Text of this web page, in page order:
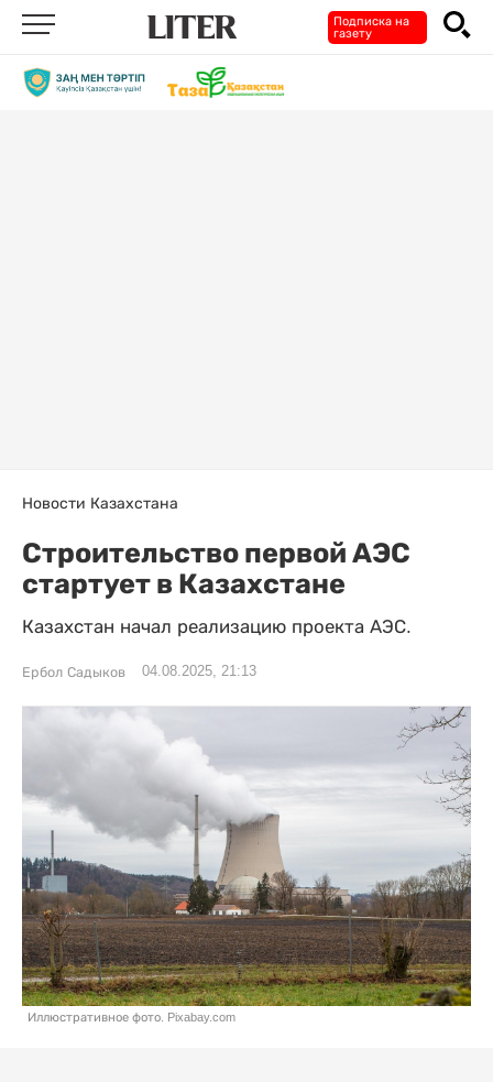
Подписка на
газету
Новости Казахстана
Строительство первой АЭС
стартует в Казахстане
Казахстан начал реализацию проекта АЭС.
Ербол Садыков 04.08.2025, 21:13
Иллюстративное фото. Pixabay.com